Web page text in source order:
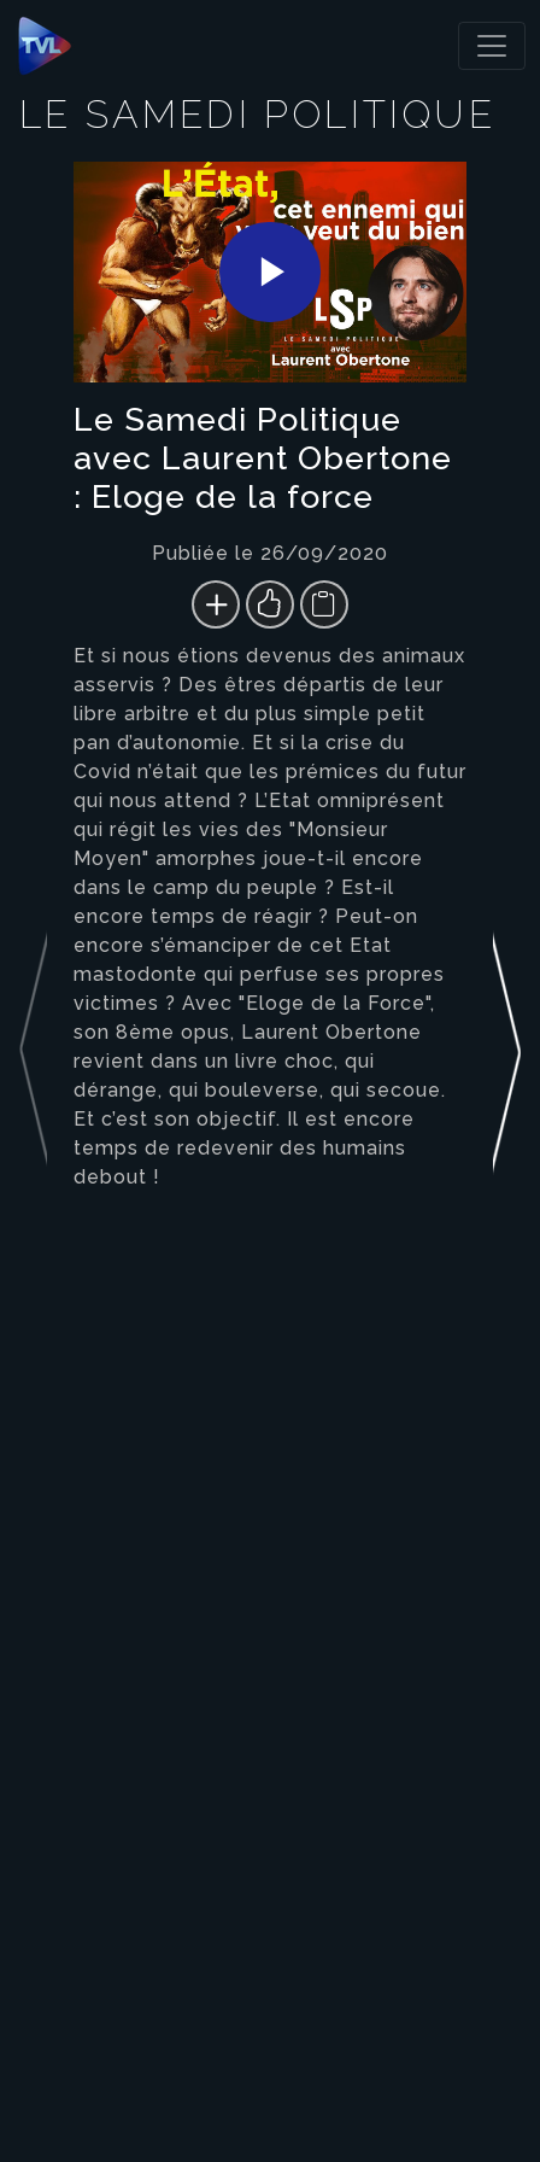
Panneau de gestion des cookies
LE SAMEDI POLITIQUE
Play
Video
Le Samedi Politique
avec Laurent Obertone
: Eloge de la force
Publiée le 26/09/2020
Et si nous étions devenus des animaux
asservis ? Des êtres départis de leur
libre arbitre et du plus simple petit
pan d’autonomie. Et si la crise du
Covid n’était que les prémices du futur
qui nous attend ? L’Etat omniprésent
qui régit les vies des "Monsieur
Moyen" amorphes joue-t-il encore
dans le camp du peuple ? Est-il
encore temps de réagir ? Peut-on
encore s’émanciper de cet Etat
mastodonte qui perfuse ses propres
victimes ? Avec "Eloge de la Force",
son 8ème opus, Laurent Obertone
revient dans un livre choc, qui
dérange, qui bouleverse, qui secoue.
Et c’est son objectif. Il est encore
temps de redevenir des humains
debout !